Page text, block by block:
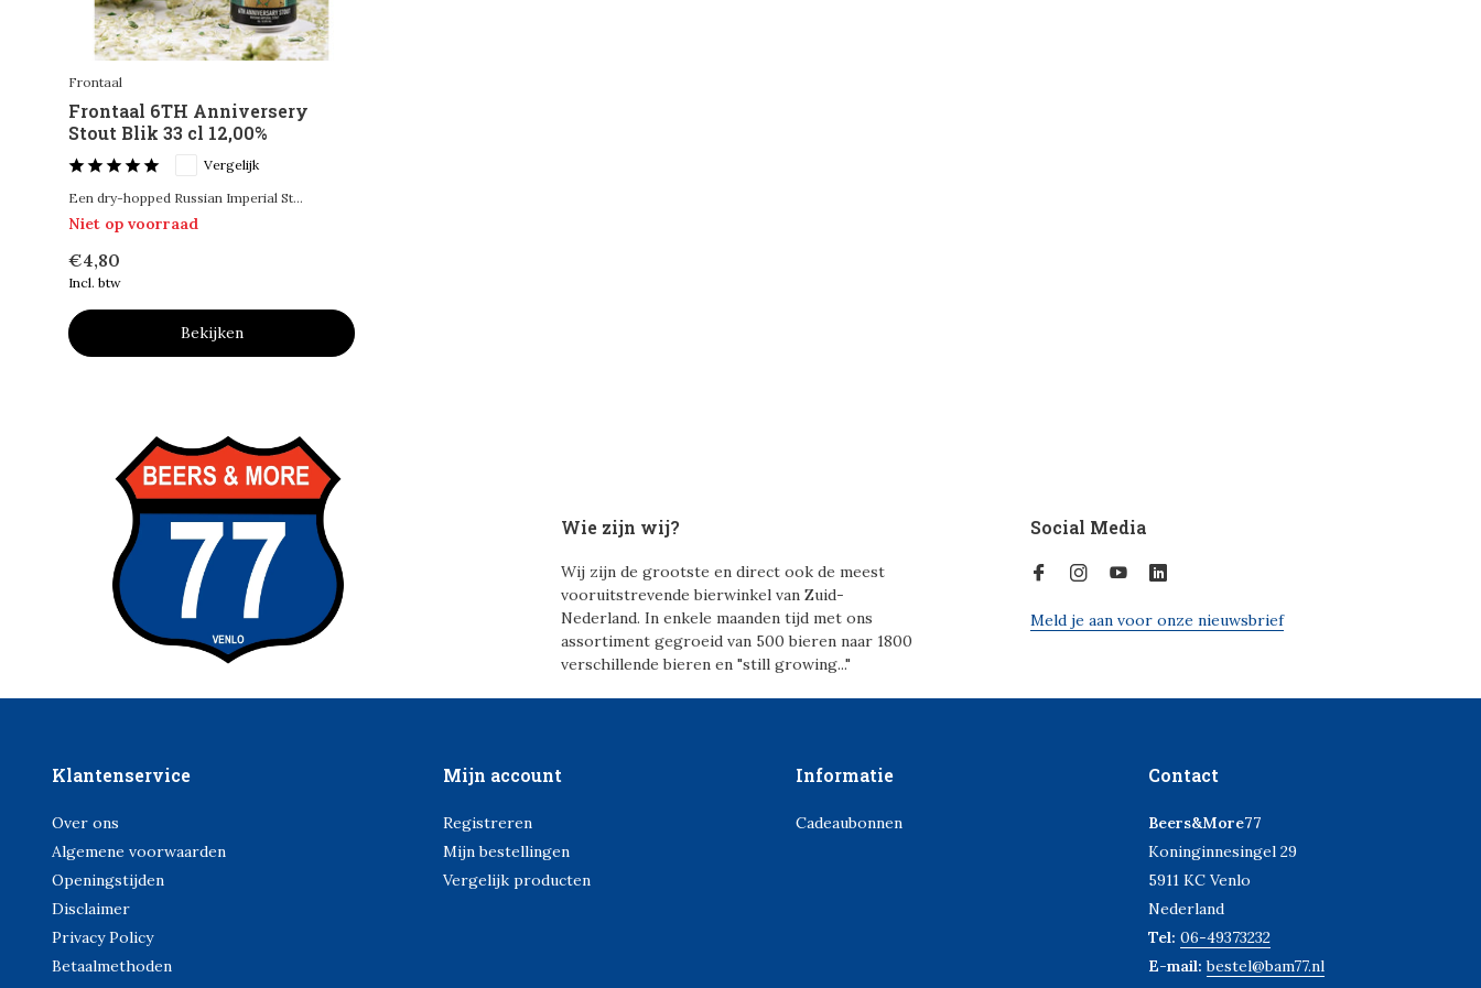
Frontaal
Frontaal 6TH Anniversery
Stout Blik 33 cl 12,00%
Vergelijk
Een dry-hopped Russian Imperial St...
Niet op voorraad
€4,80
Incl. btw
Bekijken
Wie zijn wij?
Wij zijn de grootste en direct ook de meest
vooruitstrevende bierwinkel van Zuid-
Nederland. In enkele maanden tijd met ons
assortiment gegroeid van 500 bieren naar 1800
verschillende bieren en "still growing..."
Social Media
Meld je aan voor onze nieuwsbrief
Klantenservice
Over ons
Algemene voorwaarden
Openingstijden
Disclaimer
Privacy Policy
Betaalmethoden
Mijn account
Registreren
Mijn bestellingen
Vergelijk producten
Informatie
Cadeaubonnen
Contact
Beers&More77
Koninginnesingel 29
5911 KC Venlo
Nederland
Tel: 06-49373232
E-mail:bestel@bam77.nl